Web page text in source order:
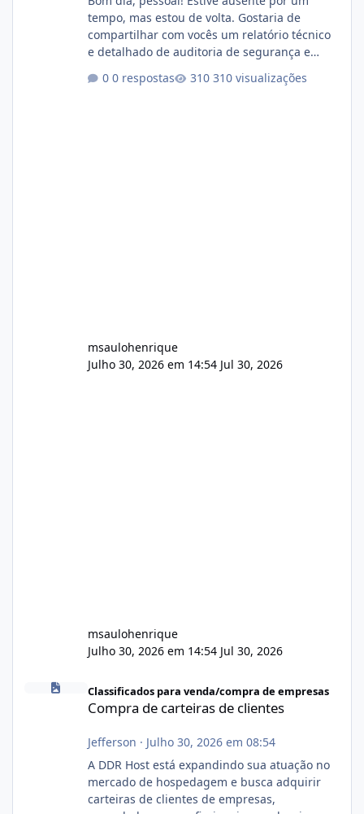
tempo, mas estou de volta. Gostaria de
compartilhar com vocês um relatório técnico
e detalhado de auditoria de segurança e
atualmente em circulação e comercialização
0 respostas 310 visualizações
msaulohenrique
Julho 30, 2026 em 14:54 Jul 30, 2026
msaulohenrique
Julho 30, 2026 em 14:54 Jul 30, 2026
Compra de carteiras de clientes
Classificados para venda/compra de empresas
Compra de carteiras de clientes
Jefferson · Julho 30, 2026 em 08:54
A DDR Host está expandindo sua atuação no
mercado de hospedagem e busca adquirir
carteiras de clientes de empresas,